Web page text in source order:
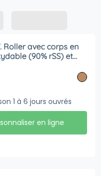
Roller avec corps en
(90% rSS) et
1 à 6 jours ouvrés
en ligne